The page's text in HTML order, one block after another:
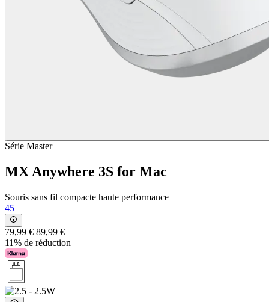
Série Master
MX Anywhere 3S for Mac
Souris sans fil compacte haute performance
45
79,99 € 89,99 €
11% de réduction